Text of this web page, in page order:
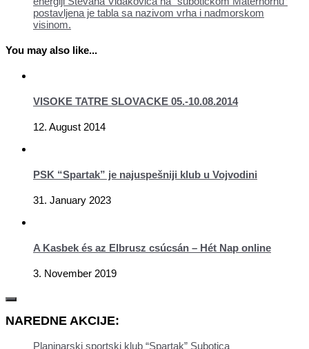
postavljena je tabla sa nazivom vrha i nadmorskom
visinom.
You may also like...
VISOKE TATRE SLOVACKE 05.-10.08.2014
12. August 2014
PSK “Spartak” je najuspešniji klub u Vojvodini
31. January 2023
A Kasbek és az Elbrusz csúcsán – Hét Nap online
3. November 2019
NAREDNE AKCIJE:
Planinarski sportski klub “Spartak” Subotica